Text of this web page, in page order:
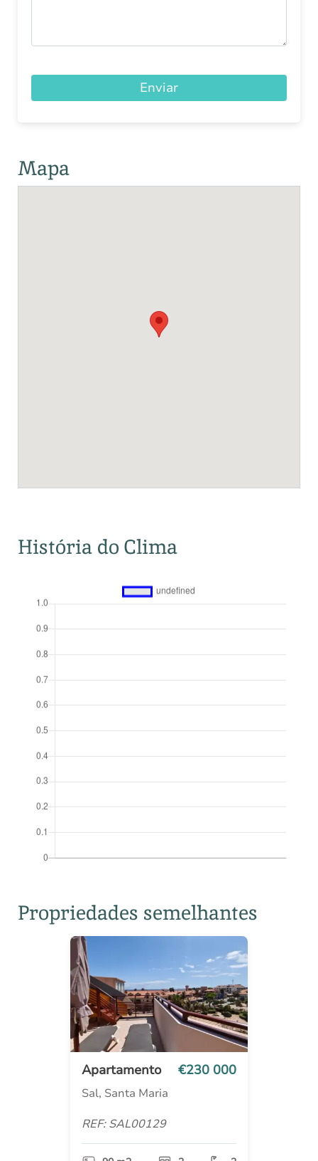
Enviar
Mapa
História do Clima
Propriedades semelhantes
Apartamento €230 000
Sal, Santa Maria
REF: SAL00129